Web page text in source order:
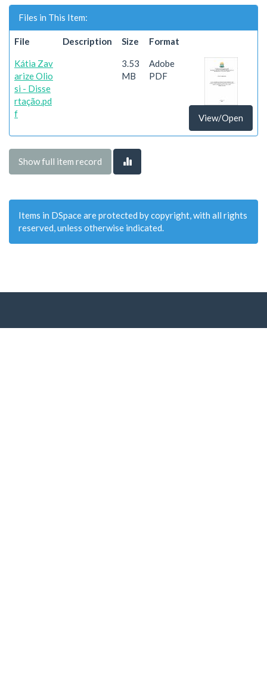
Files in This Item:
File Description Size Format
Kátia Zav
arize Olio
si - Disse
rtação.pd
f
3.53
MB
Adobe
PDF
View/Open
Show full item record
Items in DSpace are protected by copyright, with all rights
reserved, unless otherwise indicated.